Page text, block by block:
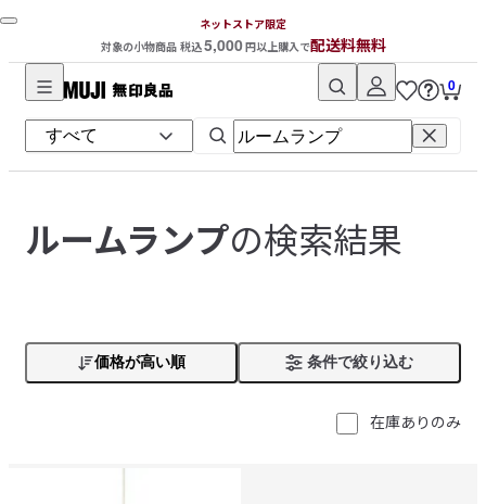
ネットストア限定
対象の小物商品 税込5,000円以上購入で配送料無料
無
印
良
ッ
0
ルームランプの検索結果
価格が高い順 条件で絞り込む
在庫ありのみ